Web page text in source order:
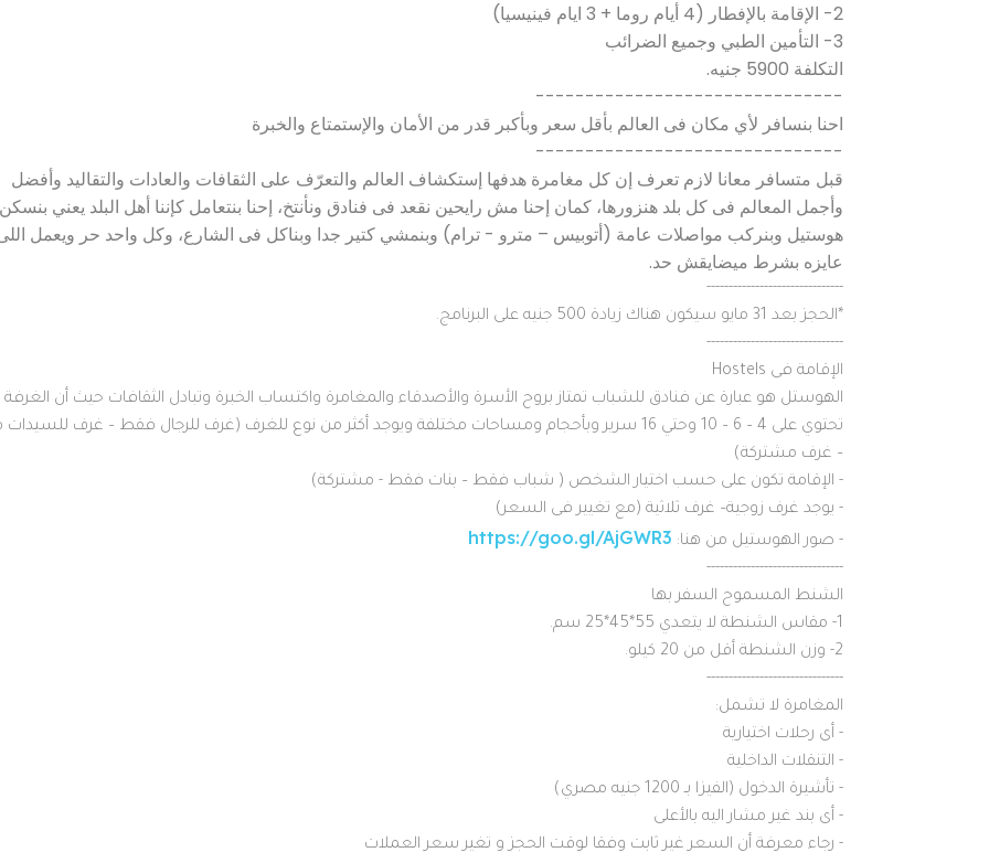
2- الإقامة بالإفطار (4 أيام روما + 3 ايام فينيسيا)
3- التأمين الطبي وجميع الضرائب
التكلفة 5900 جنيه.
-------------------------------
احنا بنسافر لأي مكان فى العالم بأقل سعر وبأكبر قدر من الأمان والإستمتاع والخبرة
-------------------------------
قبل متسافر معانا لازم تعرف إن كل مغامرة هدفها إستكشاف العالم والتعرّف على الثقافات والعادات والتقاليد وأفضل
وأجمل المعالم فى كل بلد هنزورها، كمان إحنا مش رايحين نقعد فى فنادق ونأنتخ، إحنا بنتعامل كإننا أهل البلد يعني
هوستيل وبنركب مواصلات عامة (أتوبيس – مترو - ترام) وبنمشي كتير جدا وبناكل فى الشارع، وكل واحد حر ويعمل
عايزه بشرط ميضايقش حد.
-------------------------------
*الحجز بعد 31 مايو سيكون هناك زيادة 500 جنيه على البرنامج.
-------------------------------
الإقامة فى Hostels
الهوستل هو عبارة عن فنادق للشباب تمتاز بروح الأسرة والأصدقاء والمغامرة واكتساب الخبرة وتبادل الثقافات حيث أن الغرفة
تحتوي على 4 – 6 – 10 وحتي 16 سرير وبأحجام ومساحات مختلفة ويوجد أكثر من نوع للغرف (غرف للرجال فقط – غرف
– غرف مشتركة)
- الإقامة تكون على حسب اختيار الشخص ( شباب فقط – بنات فقط - مشتركة)
- يوجد غرف زوجية– غرف ثلاثية (مع تغيير فى السعر)
- صور الهوستيل من هنا: https://goo.gl/AjGWR3
-------------------------------
الشنط المسموح السفر بها
1- مقاس الشنطة لا يتعدي 55*45*25 سم.
2- وزن الشنطة أقل من 20 كيلو.
-------------------------------
المغامرة لا تشمل:
- أى رحلات اختيارية
- التنقلات الداخلية
- تأشيرة الدخول (الفيزا بـ 1200 جنيه مصري)
- أى بند غير مشار اليه بالأعلى
- رجاء معرفة أن السعر غير ثابت وفقا لوقت الحجز و تغير سعر العملات